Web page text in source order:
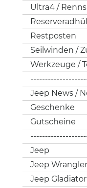
Ultra4 /
Restposten
Seilwinden /
Werkzeuge /
Jeep News /
Geschenke
Gutscheine
Jeep
Jeep
Jeep Gladiator